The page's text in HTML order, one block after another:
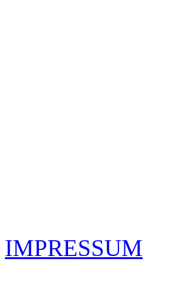
IMPRESSUM